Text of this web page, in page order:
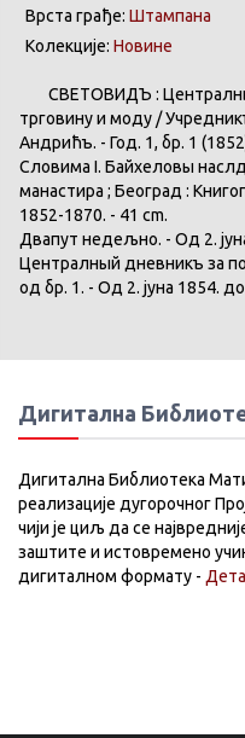
Врста грађе: Штампана
Колекције: Новине
СВЕТОВИДЪ :
трговину и моду /
Андрићъ. - Год. 1, бр. 1
Словима І. Байхеловы
манастира ; Београд :
1852-1870. - 41 cm.
Двапут недељно. - Од 2.
Централный дневникъ за
од бр. 1. - Од 2. јуна 1854.
Дигитална
Дигитална Библиотека
реализације дугорочног
чији је циљ да се
заштите и истовремено
дигиталном формату -